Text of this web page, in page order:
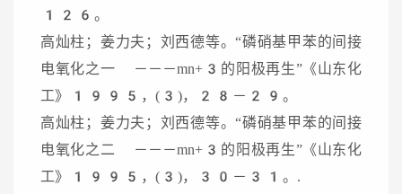
126。
高灿柱；姜力夫；刘西德等。“磷硝基甲苯的间接
电氧化之一 －－－mn+3的阳极再生”《山东化
工》1995，(3)，28－29。
高灿柱；姜力夫；刘西德等。“磷硝基甲苯的间接
电氧化之二 －－－mn+3的阳极再生”《山东化
工》1995，(3)，30－31。.